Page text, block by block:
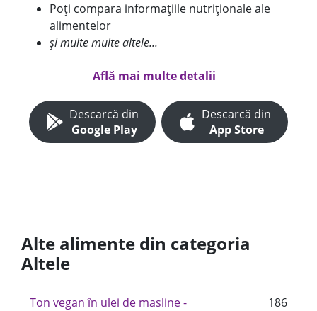
Poți compara informațiile nutriționale ale
alimentelor
și multe multe altele...
Află mai multe detalii
Descarcă din
Google Play
Descarcă din
App Store
Alte alimente din categoria
Altele
Ton vegan în ulei de masline -
186